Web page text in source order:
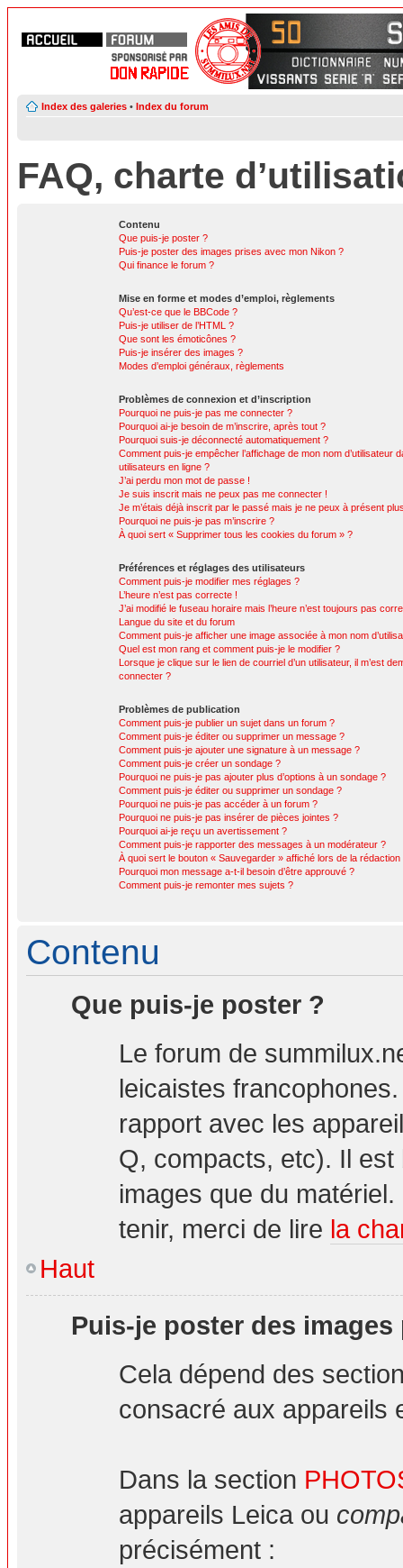
Index des galeries • Index du forum
FAQ, charte
Contenu
Que puis-je poster ?
Puis-je poster des images prises avec mon Nikon ?
Qui finance le forum ?
Mise en forme et modes d’emploi, règlements
Qu’est-ce que le BBCode ?
Puis-je utiliser de l’HTML ?
Que sont les émoticônes ?
Puis-je insérer des images ?
Modes d’emploi généraux, règlements
Problèmes de connexion et d’inscription
Pourquoi ne puis-je pas me connecter ?
Pourquoi ai-je besoin de m’inscrire, après tout ?
Pourquoi suis-je déconnecté automatiquement ?
Comment puis-je empêcher l’affichage de mon nom d’utilisateur
utilisateurs en ligne ?
J’ai perdu mon mot de passe !
Je suis inscrit mais ne peux pas me connecter !
Je m’étais déjà inscrit par le passé mais je ne peux à présent
Pourquoi ne puis-je pas m’inscrire ?
À quoi sert « Supprimer tous les cookies du forum » ?
Préférences et réglages des utilisateurs
Comment puis-je modifier mes réglages ?
L’heure n’est pas correcte !
J’ai modifié le fuseau horaire mais l’heure n’est toujours pas
Langue du site et du forum
Comment puis-je afficher une image associée à mon nom
Quel est mon rang et comment puis-je le modifier ?
Lorsque je clique sur le lien de courriel d’un utilisateur, il m’est
connecter ?
Problèmes de publication
Comment puis-je publier un sujet dans un forum ?
Comment puis-je éditer ou supprimer un message ?
Comment puis-je ajouter une signature à un message ?
Comment puis-je créer un sondage ?
Pourquoi ne puis-je pas ajouter plus d’options à un sondage ?
Comment puis-je éditer ou supprimer un sondage ?
Pourquoi ne puis-je pas accéder à un forum ?
Pourquoi ne puis-je pas insérer de pièces jointes ?
Pourquoi ai-je reçu un avertissement ?
Comment puis-je rapporter des messages à un modérateur ?
À quoi sert le bouton « Sauvegarder » affiché lors de la rédaction
Pourquoi mon message a-t-il besoin d’être approuvé ?
Comment puis-je remonter mes sujets ?
Contenu
Que puis-je poster ?
Le forum de
leicaistes
rapport avec les
Q, compacts, etc). Il
images que du
tenir, merci de lire la
Haut
Puis-je poster des
Cela dépend des
consacré aux appareils
Dans la section
appareils Leica ou
précisément :